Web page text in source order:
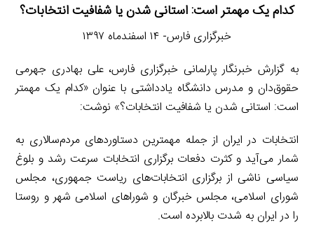
کدام یک مهمتر است: استانی شدن یا شفافیت انتخابات؟
خبرگزاری فارس- ۱۴ اسفندماه ۱۳۹۷
به گزارش خبرنگار پارلمانی خبرگزاری فارس، علی بهادری جهرمی
حقوق‌دان و مدرس دانشگاه یادداشتی با عنوان «کدام یک مهمتر
است: استانی شدن یا شفافیت انتخابات؟» نوشت:
انتخابات در ایران از جمله مهمترین دستاوردهای مردم‌سالاری به
شمار می‌آید و کثرت دفعات برگزاری انتخابات سرعت رشد و بلوغ
سیاسی ناشی از برگزاری انتخابات‌های ریاست جمهوری،‌ مجلس
شورای اسلامی، مجلس خبرگان و شوراهای اسلامی شهر و روستا
را در ایران به شدت بالابرده است.